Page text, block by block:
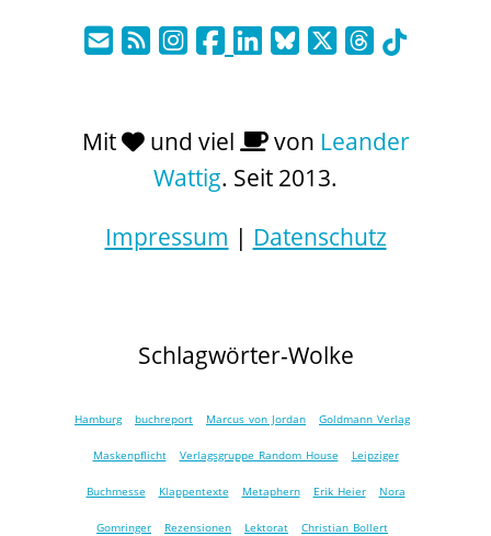
Mit und viel von Leander
Wattig. Seit 2013.
Impressum | Datenschutz
Schlagwörter-Wolke
Hamburg buchreport Marcus von Jordan Goldmann Verlag
Maskenpflicht Verlagsgruppe Random House Leipziger
Buchmesse Klappentexte Metaphern Erik Heier Nora
Gomringer Rezensionen Lektorat Christian Bollert